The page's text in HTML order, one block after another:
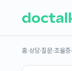
홈›상담·질문›조울증›